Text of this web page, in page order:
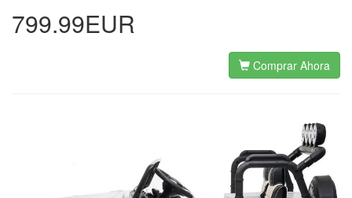
799.99EUR
Comprar Ahora